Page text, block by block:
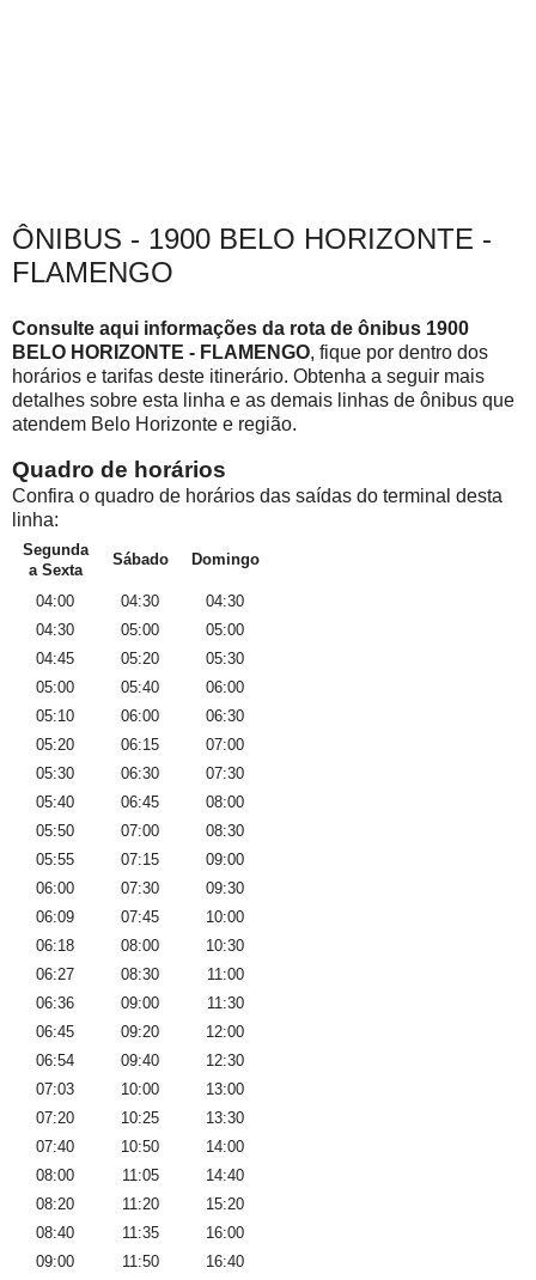
ÔNIBUS - 1900 BELO HORIZONTE -
FLAMENGO
Consulte aqui informações da rota de ônibus 1900
BELO HORIZONTE - FLAMENGO, fique por dentro dos
horários e tarifas deste itinerário. Obtenha a seguir mais
detalhes sobre esta linha e as demais linhas de ônibus que
atendem Belo Horizonte e região.
Quadro de horários
Confira o quadro de horários das saídas do terminal desta
linha:
Segunda
a Sexta
Sábado Domingo
04:00 04:30
04:30
04:30
05:00
05:00
04:45
05:20
05:30
05:00
05:40
06:00
05:10
06:00
06:30
05:20
06:15
07:00
05:30
06:30
07:30
05:40
06:45
08:00
05:50
07:00
08:30
05:55
07:15
09:00
06:00
07:30
09:30
06:09
07:45
10:00
06:18
08:00
10:30
06:27
08:30
11:00
06:36
09:00
11:30
06:45
09:20
12:00
06:54
09:40
12:30
07:03
10:00
13:00
07:20
10:25
13:30
07:40
10:50
14:00
08:00
11:05
14:40
08:20
11:20
15:20
08:40
11:35
16:00
09:00
11:50
16:40